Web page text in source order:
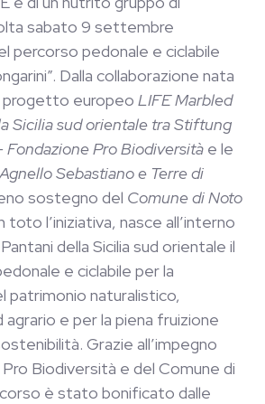
sabato 9 settembre
percorso pedonale e ciclabile
Dalla collaborazione nata
progetto europeoLIFE Marbled
Sicilia sud orientale tra Stiftung
Pro Biodiversità e le
Sebastiano e Terre di
sostegno del Comune di Noto
toto l’iniziativa, nasce all’interno
della Sicilia sud orientale il
e ciclabile per la
patrimonio naturalistico,
e per la piena fruizione
Grazie all’impegno
Biodiversità e del Comune di
è stato bonificato dalle